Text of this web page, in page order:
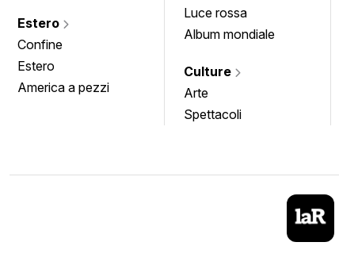
Estero
Confine
Estero
America a pezzi
Luce rossa
Album mondiale
Culture
Arte
Spettacoli